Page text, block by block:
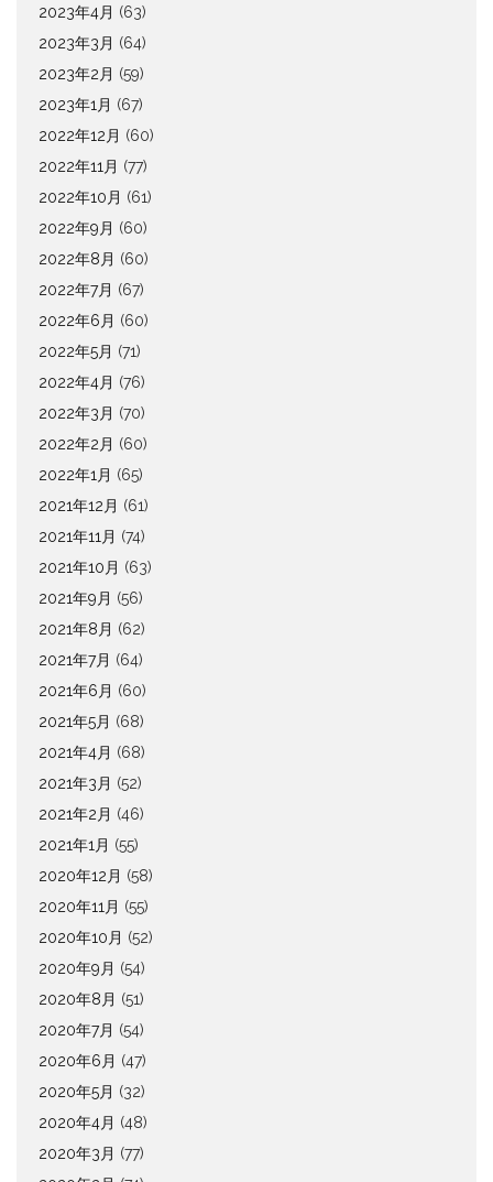
2023年4月 (63)
2023年3月 (64)
2023年2月 (59)
2023年1月 (67)
2022年12月 (60)
2022年11月 (77)
2022年10月 (61)
2022年9月 (60)
2022年8月 (60)
2022年7月 (67)
2022年6月 (60)
2022年5月 (71)
2022年4月 (76)
2022年3月 (70)
2022年2月 (60)
2022年1月 (65)
2021年12月 (61)
2021年11月 (74)
2021年10月 (63)
2021年9月 (56)
2021年8月 (62)
2021年7月 (64)
2021年6月 (60)
2021年5月 (68)
2021年4月 (68)
2021年3月 (52)
2021年2月 (46)
2021年1月 (55)
2020年12月 (58)
2020年11月 (55)
2020年10月 (52)
2020年9月 (54)
2020年8月 (51)
2020年7月 (54)
2020年6月 (47)
2020年5月 (32)
2020年4月 (48)
2020年3月 (77)